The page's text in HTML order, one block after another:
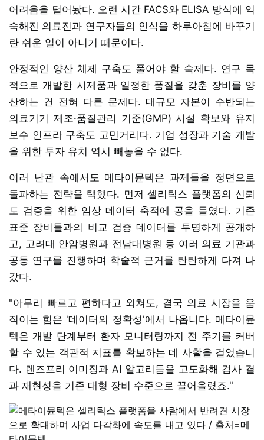
어려움을 털어놨다. 오랜 시간 FACS와 ELISA 방식에 익
숙해진 의료진과 연구자들의 인식을 하루아침에 바꾸기
란 쉬운 일이 아니기 때문이다.
안정적인 양산 체제 구축도 풀어야 할 숙제다. 연구 목
적으로 개발한 시제품과 일정한 품질을 갖춘 장비를 양
산하는 건 전혀 다른 문제다. 대규모 자본이 수반되는
의료기기 제조·품질관리 기준(GMP) 시설 확보와 유지
보수 인프라 구축도 고민거리다. 기업 성장과 기술 개발
을 위한 투자 유치 역시 빼놓을 수 없다.
여러 난관 속에서도 메타이뮨텍은 과제들을 정면으로
돌파하는 전략을 택했다. 먼저 셀리틱스 플랫폼의 신뢰
도 검증을 위한 임상 데이터 축적에 공을 들였다. 기존
표준 장비들과의 비교 검증 데이터를 투명하게 공개하
고, 고려대 안암병원과 전남대병원 등 여러 의료 기관과
공동 연구를 진행하며 학술적 근거를 탄탄하게 다져 나
갔다.
"아무리 빠르고 편하다고 외쳐도, 결국 의료 시장을 움
직이는 힘은 '데이터의 정확성'에서 나옵니다. 메타이뮨
텍은 개발 단계부터 환자 모니터링까지 전 주기를 커버
할 수 있는 객관적 지표를 확보하는 데 사활을 걸었습니
다. 렌즈프리 이미징과 AI 알고리듬을 고도화해 검사 결
과 재현성을 기존 대형 장비 수준으로 끌어올렸죠."